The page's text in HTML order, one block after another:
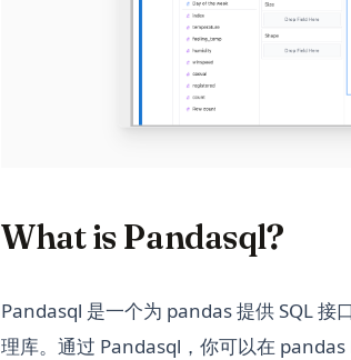
What is Pandasql?
Pandasql 是一个为 pandas 提供 SQL
理库。通过 Pandasql，你可以在